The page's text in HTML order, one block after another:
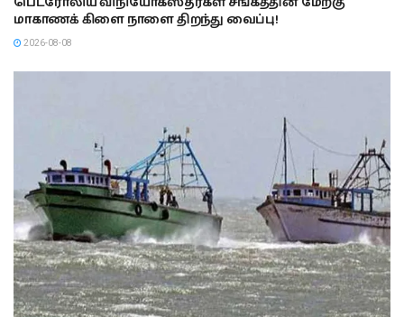
மாகாணக் கிளை நாளை திறந்து வைப்பு!
2026-08-08